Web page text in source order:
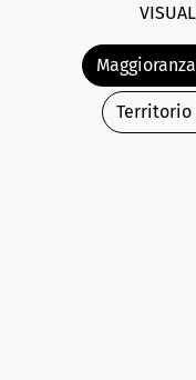
Territorio